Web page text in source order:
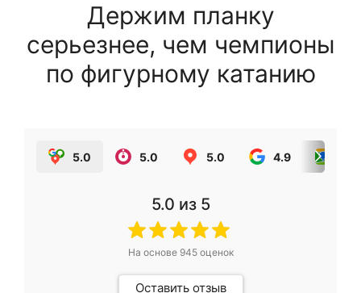
Держим планку
серьезнее, чем чемпионы
по фигурному катанию
5.0 5.0 5.0 4.9
5.0 из 5
На основе 945оценок
Оставить отзыв